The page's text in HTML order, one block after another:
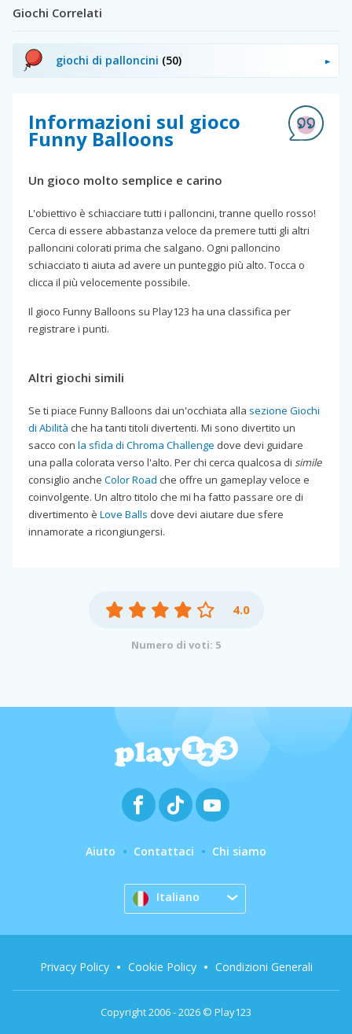
Giochi Correlati
giochi di palloncini (50)
Informazioni sul gioco
Funny Balloons
Un gioco molto semplice e carino
L'obiettivo è schiacciare tutti i palloncini, tranne quello rosso!
Cerca di essere abbastanza veloce da premere tutti gli altri
palloncini colorati prima che salgano. Ogni palloncino
schiacciato ti aiuta ad avere un punteggio più alto. Tocca o
clicca il più velocemente possibile.
Il gioco Funny Balloons su Play123 ha una classifica per
registrare i punti.
Altri giochi simili
Se ti piace Funny Balloons dai un'occhiata alla sezione Giochi
di Abilità che ha tanti titoli divertenti. Mi sono divertito un
sacco con la sfida di Chroma Challenge dove devi guidare
una palla colorata verso l'alto. Per chi cerca qualcosa di simile
consiglio anche Color Road che offre un gameplay veloce e
coinvolgente. Un altro titolo che mi ha fatto passare ore di
divertimento è Love Balls dove devi aiutare due sfere
innamorate a ricongiungersi.
4.0
Numero di voti: 5
Aiuto Contattaci Chi siamo
Italiano
Copyright 2006 - 2026 © Play123
Privacy Policy Cookie Policy Condizioni Generali